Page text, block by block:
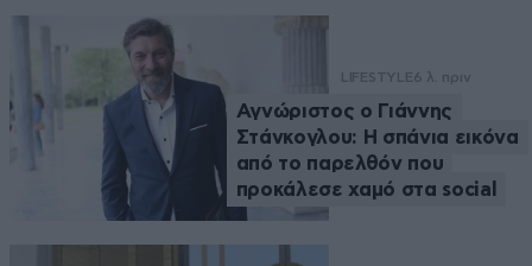
LIFESTYLE6 λ. πριν
Αγνώριστος ο Γιάννης
Στάνκογλου: Η σπάνια εικόνα
από το παρελθόν που
προκάλεσε χαμό στα social